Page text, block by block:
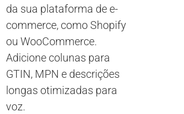
da sua plataforma de e-
commerce, como Shopify
ou WooCommerce.
Adicione colunas para
GTIN, MPN e descrições
longas otimizadas para
voz.